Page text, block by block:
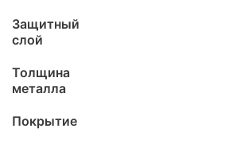
Защитный
слой
Толщина
металла
Покрытие